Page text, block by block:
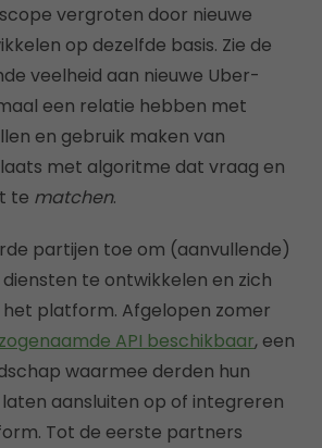
vergroten door nieuwe
op dezelfde basis. Zie de
veelheid aan nieuwe Uber-
een relatie hebben met
en gebruik maken van
met algoritme dat vraag en
te matchen.
partijen toe om (aanvullende)
te ontwikkelen en zich
platform. Afgelopen zomer
zogenaamde API beschikbaar, een
waarmee derden hun
aansluiten op of integreren
Tot de eerste partners